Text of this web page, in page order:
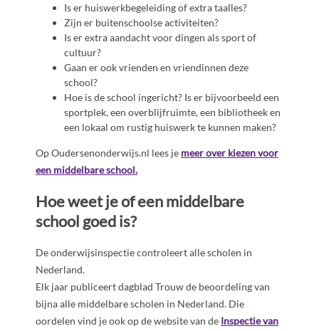
Is er huiswerkbegeleiding of extra taalles?
Zijn er buitenschoolse activiteiten?
Is er extra aandacht voor dingen als sport of
cultuur?
Gaan er ook vrienden en vriendinnen deze
school?
Hoe is de school ingericht? Is er bijvoorbeeld een
sportplek, een overblijfruimte, een bibliotheek en
een lokaal om rustig huiswerk te kunnen maken?
Op Oudersenonderwijs.nl lees je meer over kiezen voor
een middelbare school.
Hoe weet je of een middelbare
school goed is?
De onderwijsinspectie controleert alle scholen in
Nederland.
Elk jaar publiceert dagblad Trouw de beoordeling van
bijna alle middelbare scholen in Nederland. Die
oordelen vind je ook op de website van de Inspectie van